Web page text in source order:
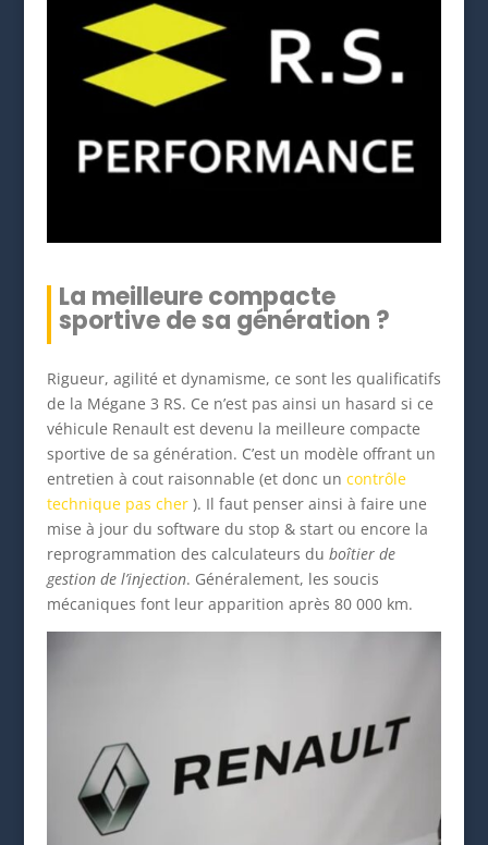
La meilleure compacte
sportive de sa génération ?
Rigueur, agilité et dynamisme, ce sont les qualificatifs
de la Mégane 3 RS. Ce n’est pas ainsi un hasard si ce
véhicule Renault est devenu la meilleure compacte
sportive de sa génération. C’est un modèle offrant un
entretien à cout raisonnable (et donc un contrôle
technique pas cher). Il faut penser ainsi à faire une
mise à jour du software du stop & start ou encore la
reprogrammation des calculateurs du boîtier de
gestion de l’injection. Généralement, les soucis
mécaniques font leur apparition après 80 000 km.